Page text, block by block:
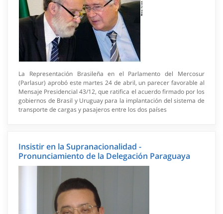
La Representación Brasileña en el Parlamento del Mercosur
(Parlasur) aprobó este martes 24 de abril, un parecer favorable al
Mensaje Presidencial 43/12, que ratifica el acuerdo firmado por los
gobiernos de Brasil y Uruguay para la implantación del sistema de
transporte de cargas y pasajeros entre los dos países
Insistir en la Supranacionalidad -
Pronunciamiento de la Delegación Paraguaya